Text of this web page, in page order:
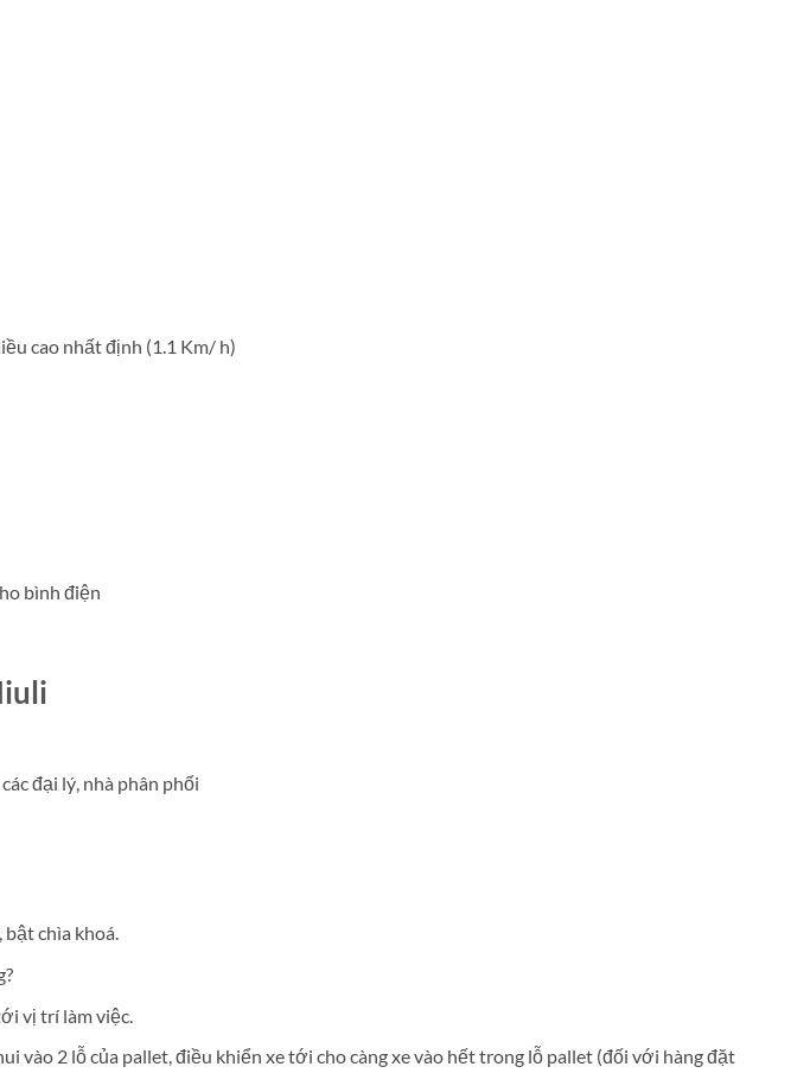
cao nhất định (1.1 Km/ h)
bình điện
đại lý, nhà phân phối
chìa khoá.
vị trí làm việc.
vào 2 lỗ của pallet, điều khiển xe tới cho càng xe vào hết trong lỗ pallet (đối với hàng đặt